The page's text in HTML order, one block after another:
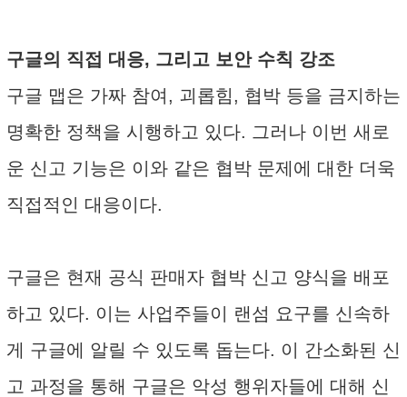
구글의 직접 대응, 그리고 보안 수칙 강조
구글 맵은 가짜 참여, 괴롭힘, 협박 등을 금지하는
명확한 정책을 시행하고 있다. 그러나 이번 새로
운 신고 기능은 이와 같은 협박 문제에 대한 더욱
직접적인 대응이다.
구글은 현재 공식 판매자 협박 신고 양식을 배포
하고 있다. 이는 사업주들이 랜섬 요구를 신속하
게 구글에 알릴 수 있도록 돕는다. 이 간소화된 신
고 과정을 통해 구글은 악성 행위자들에 대해 신